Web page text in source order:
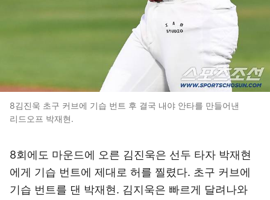
8김진욱 초구 커브에 기습 번트 후 결국 내야 안타를 만들어낸
리드오프 박재현.
8회에도 마운드에 오른 김진욱은 선두 타자 박재현
에게 기습 번트에 제대로 허를 찔렸다. 초구 커브에
기습 번트를 댄 박재현. 김지욱은 빠르게 달려나와